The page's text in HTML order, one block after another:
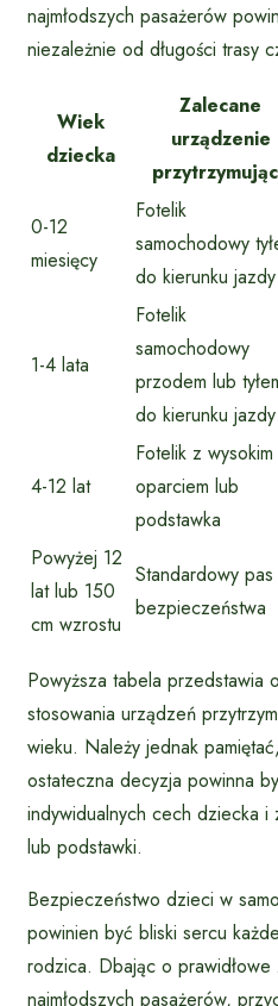
najmłodszych pasażerów
niezależnie od długości trasy
Wiek
dziecka
Zalecane
urządzenie
0-12
miesięcy
Fotelik
samochodowy
do kierunku jazdy
1-4 lata
Fotelik
samochodowy
przodem lub
do kierunku jazdy
4-12 lat
Fotelik z wysokim
oparciem lub
podstawka
Powyżej 12
lat lub 150
cm wzrostu
Standardowy pas
bezpieczeństwa
Powyższa tabela przedstawia
stosowania urządzeń
wieku. Należy jednak
ostateczna decyzja powinna
indywidualnych cech dziecka
lub podstawki.
Bezpieczeństwo dzieci w
powinien być bliski sercu
rodzica. Dbając o
najmłodszych pasażerów,